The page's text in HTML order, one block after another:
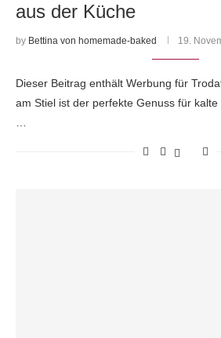
aus der Küche
by Bettina von homemade-baked 19.
Dieser Beitrag enthält Werbung für
am Stiel ist der perfekte Genuss für